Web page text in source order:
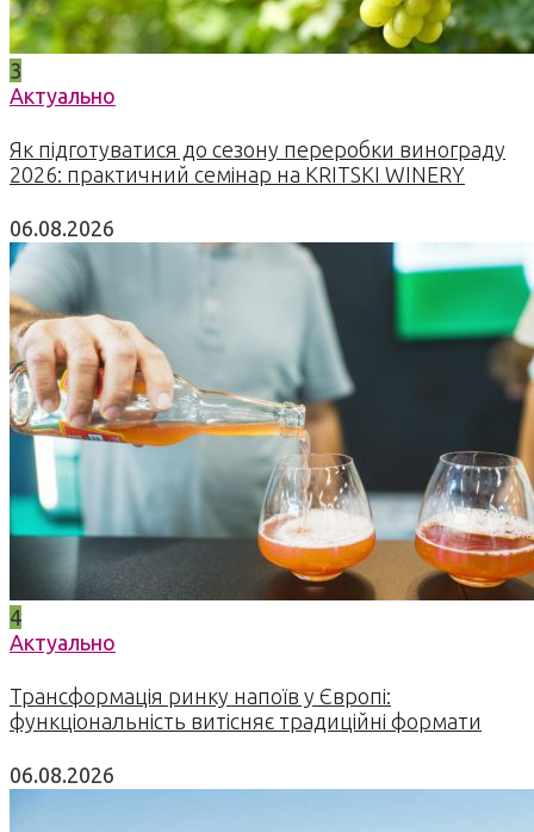
3
Актуально
Як підготуватися до сезону переробки винограду
2026: практичний семінар на KRITSKI WINERY
06.08.2026
4
Актуально
Трансформація ринку напоїв у Європі:
функціональність витісняє традиційні формати
06.08.2026